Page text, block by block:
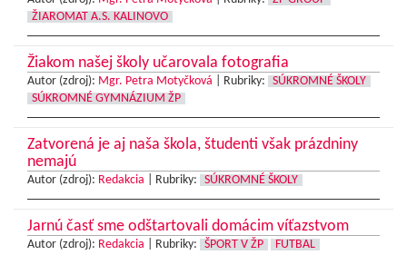
ŽIAROMAT A.S. KALINOVO
Žiakom našej školy učarovala fotografia
Autor (zdroj): Mgr. Petra Motyčková Rubriky:
SÚKROMNÉ ŠKOLY
SÚKROMNÉ GYMNÁZIUM ŽP
Zatvorená je aj naša škola, študenti však prázdniny
nemajú
Autor (zdroj): Redakcia Rubriky: SÚKROMNÉ ŠKOLY
Jarnú časť sme odštartovali domácim víťazstvom
Autor (zdroj): Redakcia Rubriky: ŠPORT V ŽP FUTBAL